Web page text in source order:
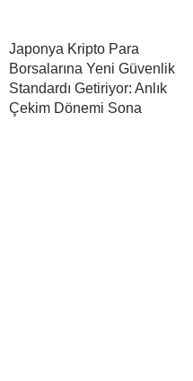
Japonya Kripto Para
Borsalarına Yeni Güvenlik
Standardı Getiriyor: Anlık
Çekim Dönemi Sona